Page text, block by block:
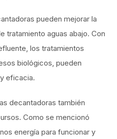
pueden mejorar la
tratamiento aguas abajo. Con
los tratamientos
biológicos, pueden
eficacia.
decantadoras también
Como se mencionó
energía para funcionar y